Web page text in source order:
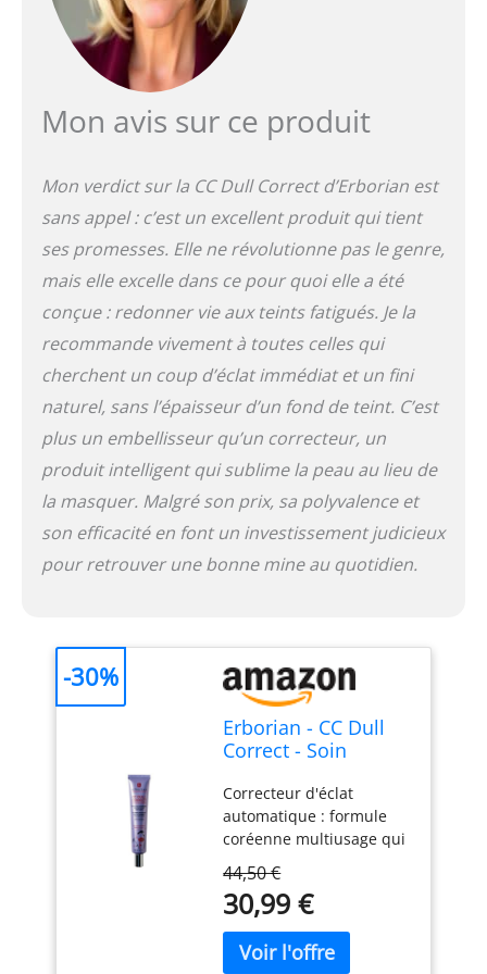
rendu lisse Tenue longue
durée : texture légère qui
ne marque pas les
frottements et à
l'humidité toute la
sans effet masque ni
transfert sur les
vêtements Astuce beauté
: s'utilise en soin de jour
ou en base avant le fond
de teint ; appliquer en
couche fine sur le visage
en évitant les yeux ; les
pigments violets éclatent
carnation pour un effet
sur mesure Engagement
Erborian : produits,
ingrédients et matières
premières sans essais
sur animaux ; formules
développées selon la
cosmétique coréenne
Mon avis sur ce produit
Mon verdict sur la CC Dull Correctd’Erborianest
sans appel : c’est un excellent produit qui tient
ses promesses. Elle ne révolutionne pas le genre,
mais elle excelle dans ce pour quoi elle a été
conçue : redonner vie aux teints fatigués. Je la
recommande vivement à toutes celles qui
cherchent un coup d’éclat immédiat et un fini
naturel, sans l’épaisseur d’un fond de teint. C’est
plus un embellisseur qu’un correcteur, un
produit intelligent qui sublime la peau au lieu de
la masquer. Malgré son prix, sa polyvalence et
son efficacité en font un investissement judicieux
pour retrouver une bonne mine au quotidien.
Erborian - CC Dull
Correct - Soin
Automatique de
Teint - à Base de
Centella Asiatica -
Booster d’Eclat
Illuminateur, Peau
Unifiée - Crème
Visage - Produit
Coréen - 45ml
Correcteur d'éclat
automatique : formule
coréenne multiusage qui
la peau ; micro-perles
réflectrices de lumière et
pigments violets
correcteurs ; teint
44,50 €
30,99 €
-30%